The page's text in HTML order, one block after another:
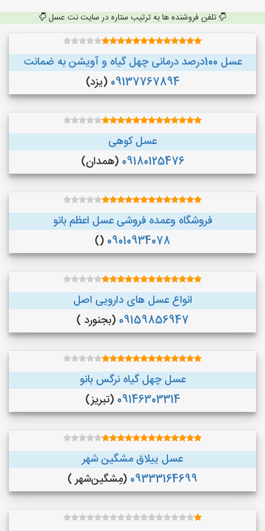
تلفن فروشنده ها به ترتیب ستاره در سایت نت عسل
عسل 100درصد درمانی چهل گیاه و آویشن به ضمانت
09137767894 (یزد)
عسل کوهی
09180125476 (همدان)
فروشگاه وعمده فروشی عسل اعظم بانو
09010934078
()
انواع عسل های دارویی اصل
09159856947 (بجنورد )
عسل چهل گیاه نرگس بانو
09146303314 (تبریز)
عسل ییلاق مشگین شهر
09333164699 (مِشگین‌شهر )